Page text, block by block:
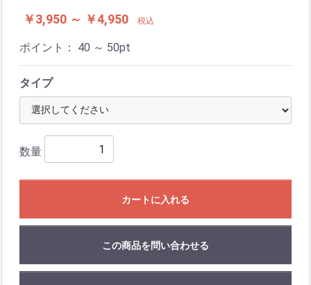
￥3,950 ～ ￥4,950 税込
ポイント： 40 ～ 50pt
タイプ
数量
カートに入れる
この商品を問い合わせる